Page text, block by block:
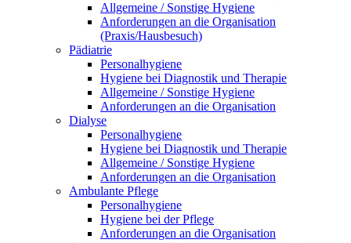
Allgemeine / Sonstige Hygiene
Anforderungen an die Organisation
(Praxis/Hausbesuch)
Pädiatrie
Personalhygiene
Hygiene bei Diagnostik und Therapie
Allgemeine / Sonstige Hygiene
Anforderungen an die Organisation
Dialyse
Personalhygiene
Hygiene bei Diagnostik und Therapie
Allgemeine / Sonstige Hygiene
Anforderungen an die Organisation
Ambulante Pflege
Personalhygiene
Hygiene bei der Pflege
Anforderungen an die Organisation